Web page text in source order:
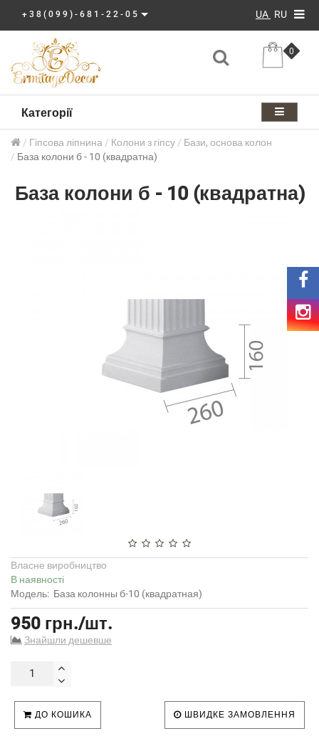
+38(099)-681-22-05 UA RU
0
Категорії
Гіпсова ліпнина Колони з гіпсу
Бази, основа колон
База колони б - 10 (квадратна)
База колони б - 10 (квадратна)
Власне виробництво
В наявності
Модель: База колонны б-10 (квадратная)
950 грн./шт.
Знайшли дешевше
ДО КОШИКА ШВИДКЕ ЗАМОВЛЕННЯ